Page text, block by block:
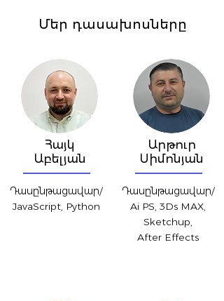
Մեր դասախոսները
Հայկ
Աբելյան
Դասընթացավար/
JavaScript, Python
Արթուր
Սիմոնյան
Դասընթացավար/
Ai PS, 3Ds MAX,
Sketchup,
After Effects